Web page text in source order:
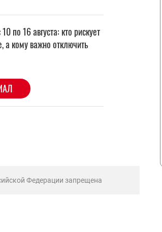
Федерации запрещена